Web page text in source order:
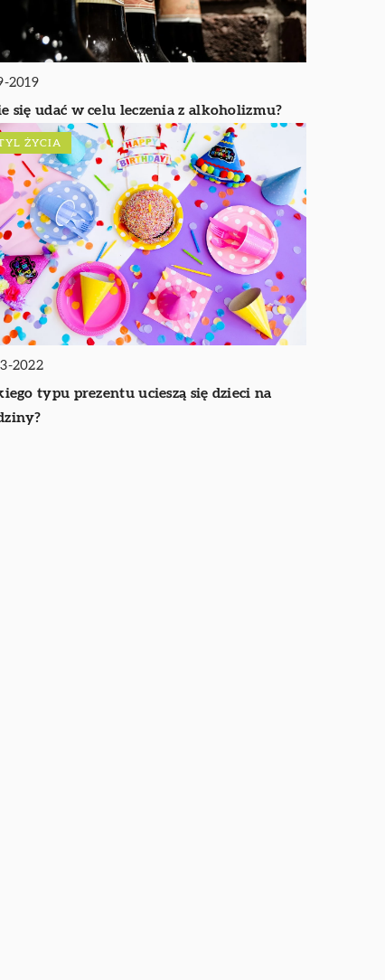
2019
się udać w celu leczenia z alkoholizmu?
ŻYCIA
2022
typu prezentu ucieszą się dzieci na